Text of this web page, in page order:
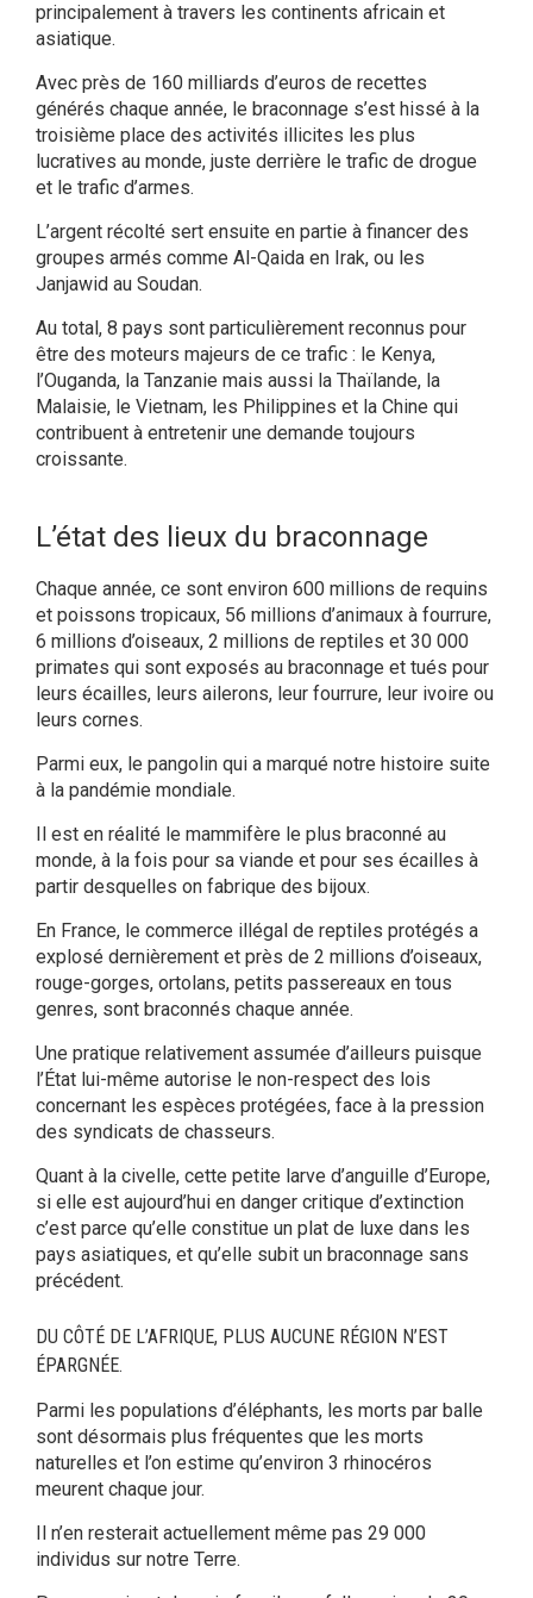
principalement à travers les continents africain et
asiatique.
Avec près de 160 milliards d’euros de recettes
générés chaque année, le braconnage s’est hissé à la
troisième place des activités illicites les plus
lucratives au monde, juste derrière le trafic de drogue
et le trafic d’armes.
L’argent récolté sert ensuite en partie à financer des
groupes armés comme Al-Qaida en Irak, ou les
Janjawid au Soudan.
Au total, 8 pays sont particulièrement reconnus pour
être des moteurs majeurs de ce trafic : le Kenya,
l’Ouganda, la Tanzanie mais aussi la Thaïlande, la
Malaisie, le Vietnam, les Philippines et la Chine qui
contribuent à entretenir une demande toujours
croissante.
L’état des lieux du braconnage
Chaque année, ce sont environ 600 millions de requins
et poissons tropicaux, 56 millions d’animaux à fourrure,
6 millions d’oiseaux, 2 millions de reptiles et 30 000
primates qui sont exposés au braconnage et tués pour
leurs écailles, leurs ailerons, leur fourrure, leur ivoire ou
leurs cornes.
Parmi eux, le pangolin qui a marqué notre histoire suite
à la pandémie mondiale.
Il est en réalité le mammifère le plus braconné au
monde, à la fois pour sa viande et pour ses écailles à
partir desquelles on fabrique des bijoux.
En France, le commerce illégal de reptiles protégés a
explosé dernièrement et près de 2 millions d’oiseaux,
rouge-gorges, ortolans, petits passereaux en tous
genres, sont braconnés chaque année.
Une pratique relativement assumée d’ailleurs puisque
l’État lui-même autorise le non-respect des lois
concernant les espèces protégées, face à la pression
des syndicats de chasseurs.
Quant à la civelle, cette petite larve d’anguille d’Europe,
si elle est aujourd’hui en danger critique d’extinction
c’est parce qu’elle constitue un plat de luxe dans les
pays asiatiques, et qu’elle subit un braconnage sans
précédent.
DU CÔTÉ DE L’AFRIQUE, PLUS AUCUNE RÉGION N’EST
ÉPARGNÉE.
Parmi les populations d’éléphants, les morts par balle
sont désormais plus fréquentes que les morts
naturelles et l’on estime qu’environ 3 rhinocéros
meurent chaque jour.
Il n’en resterait actuellement même pas 29 000
individus sur notre Terre.